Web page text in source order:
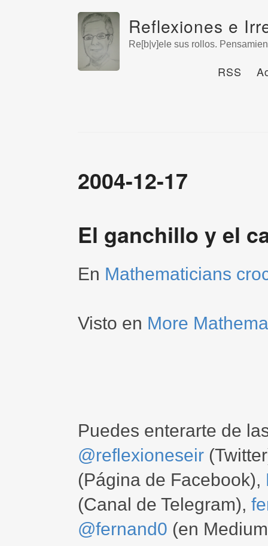
Reflexiones e
Re[b|v]ele sus rollos.
RSS
2004-12-17
El ganchillo y el
En Mathematicians
Visto en More
Puedes enterarte de
@reflexioneseir
(Página de Facebook),
(Canal de Telegram),
@fernand0 (en